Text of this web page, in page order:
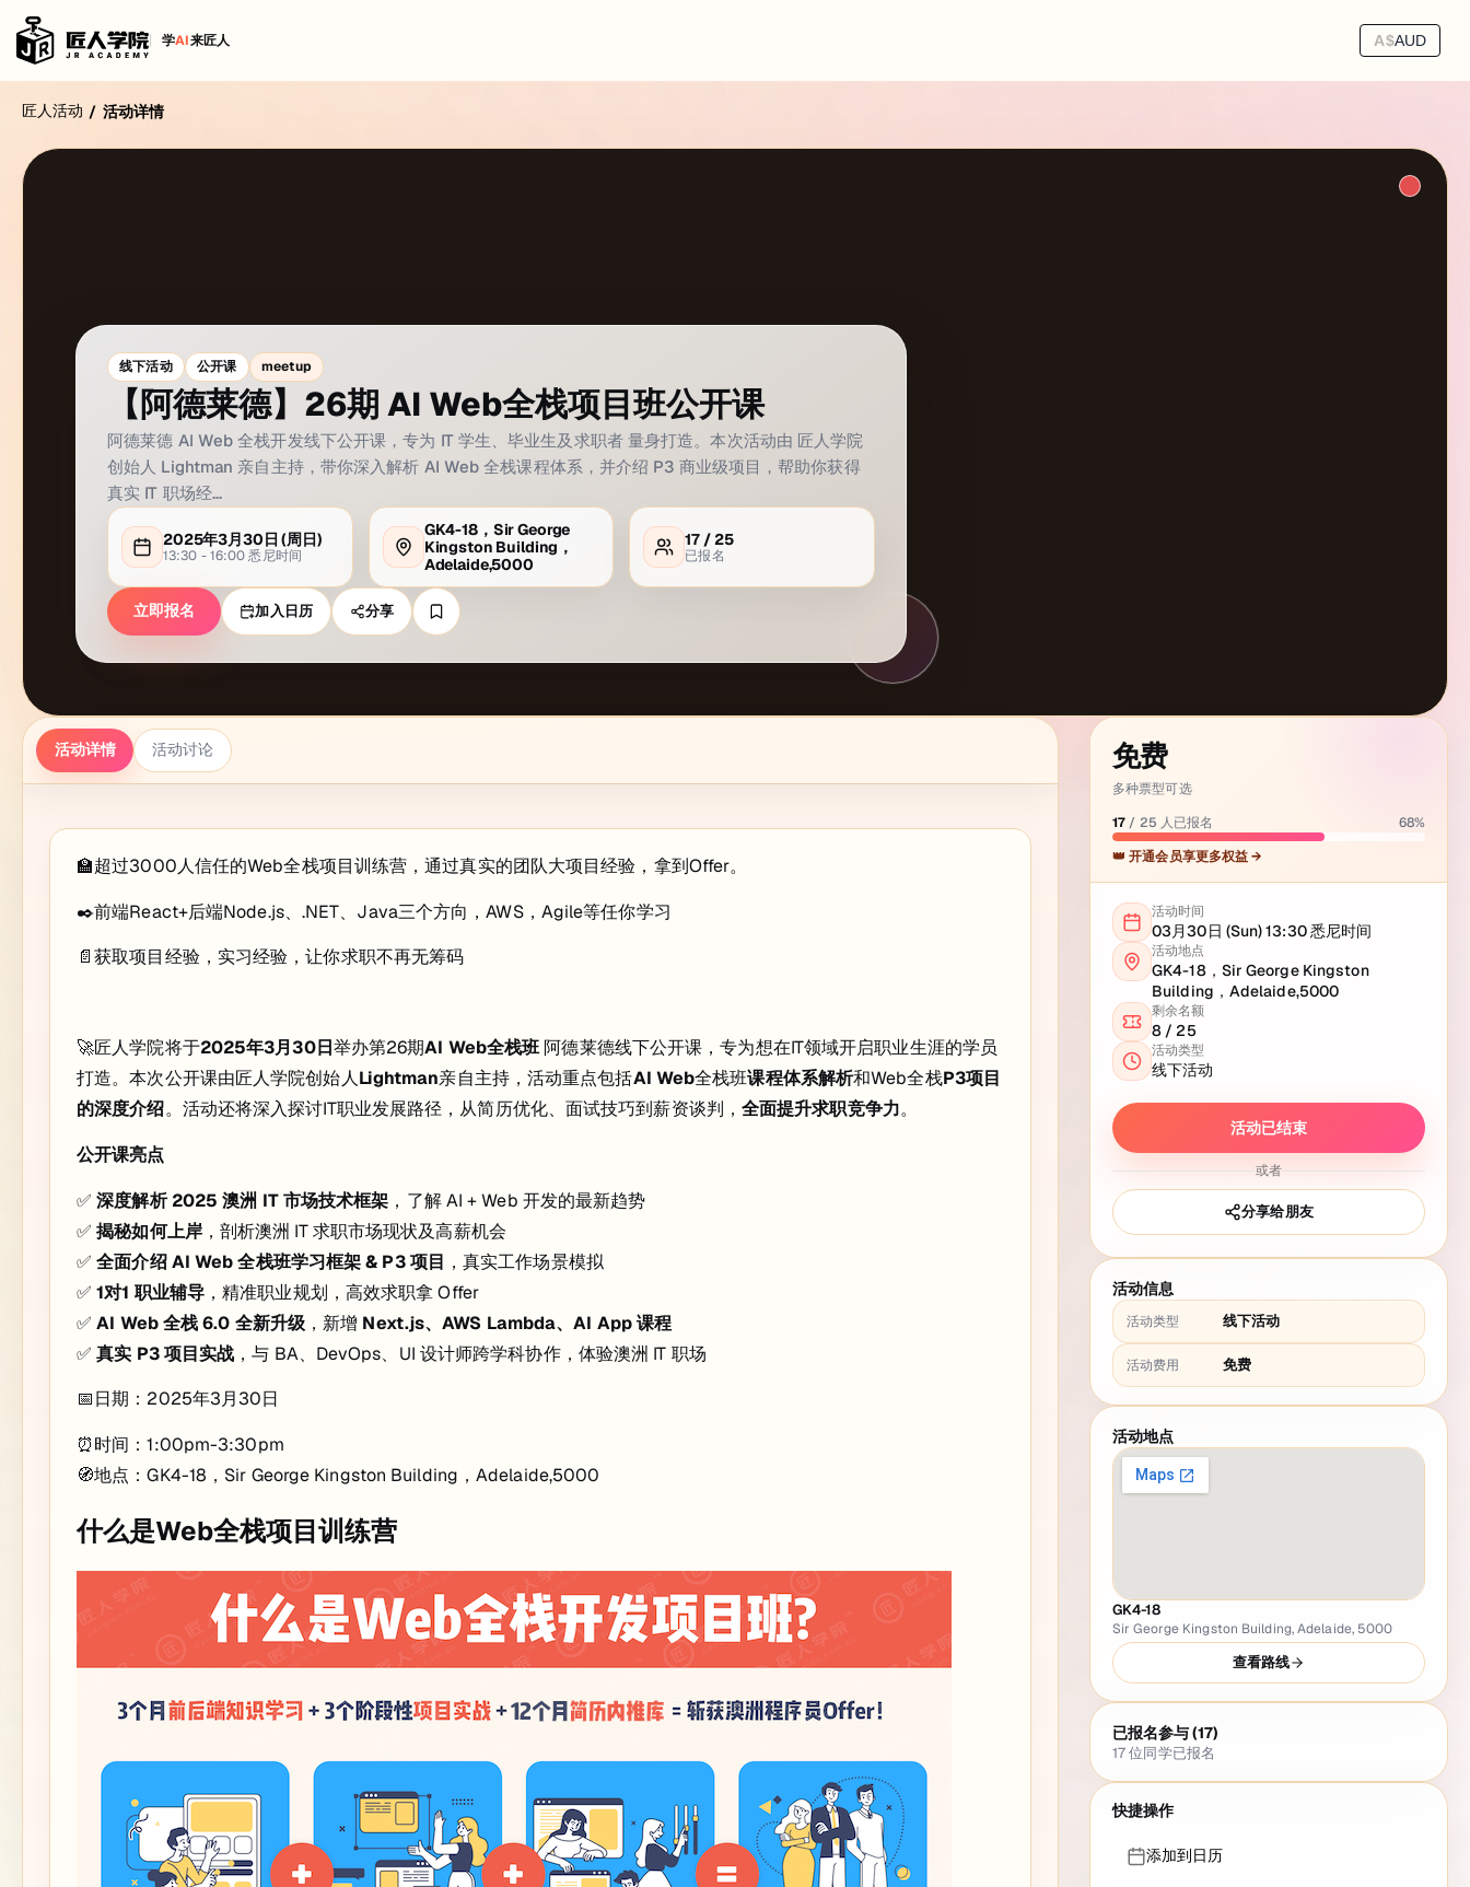
学AI来匠人 A$AUD
匠人活动 / 活动详情
线下活动 公开课 meetup
【阿德莱德】26期 AI Web全栈项目班公开课
阿德莱德 AI Web 全栈开发线下公开课，专为 IT 学生、毕业生及求职者 量身打造。本次活动由 匠人学院
创始人 Lightman 亲自主持，带你深入解析 AI Web 全栈课程体系，并介绍 P3 商业级项目，帮助你获得
真实 IT 职场经…
2025年3月30日 (周日)
13:30 - 16:00 悉尼时间
GK4-18，Sir George
Kingston Building，
Adelaide,5000
17 / 25
已报名
立即报名 加入日历 分享
活动详情 活动讨论
🏫超过3000人信任的Web全栈项目训练营，通过真实的团队大项目经验，拿到Offer。
✒️前端React+后端Node.js、.NET、Java三个方向，AWS，Agile等任你学习
📄获取项目经验，实习经验，让你求职不再无筹码
🚀匠人学院将于2025年3月30日举办第26期AI Web全栈班阿德莱德线下公开课，专为想在IT领域开启职业生涯的学员
打造。本次公开课由匠人学院创始人Lightman亲自主持，活动重点包括AI Web全栈班课程体系解析和Web全栈P3项目
的深度介绍。活动还将深入探讨IT职业发展路径，从简历优化、面试技巧到薪资谈判， 全面提升求职竞争力。
公开课亮点
✅深度解析 2025 澳洲 IT 市场技术框架 ，了解 AI + Web 开发的最新趋势
✅揭秘如何上岸，剖析澳洲 IT 求职市场现状及高薪机会
✅全面介绍 AI Web 全栈班学习框架 & P3 项目 ，真实工作场景模拟
✅1对1 职业辅导 ，精准职业规划，高效求职拿 Offer
✅AI Web 全栈 6.0 全新升级 ，新增 Next.js、AWS Lambda、AI App 课程
✅真实 P3 项目实战 ，与 BA、DevOps、UI 设计师跨学科协作，体验澳洲 IT 职场
📅日期：2025年3月30日
⏰时间：1:00pm-3:30pm
🧭地点：GK4-18，Sir George Kingston Building，Adelaide,5000
什么是Web全栈项目训练营
免费
多种票型可选
17 / 25 人已报名 68%
👑 开通会员享更多权益 →
活动时间
03月30日 (Sun) 13:30悉尼时间
活动地点
GK4-18，Sir George Kingston
Building，Adelaide,5000
剩余名额
8 / 25
活动类型
线下活动
活动已结束
或者
分享给朋友
活动信息
活动类型 线下活动
活动费用 免费
活动地点
GK4-18
Sir George Kingston Building, Adelaide, 5000
查看路线
已报名参与 (17)
17位同学已报名
快捷操作
添加到日历